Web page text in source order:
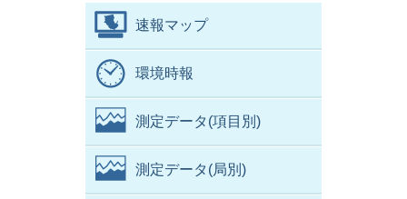
速報マップ
環境時報
測定データ(項目別)
測定データ(局別)